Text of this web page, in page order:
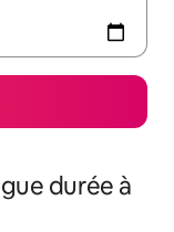
durée à